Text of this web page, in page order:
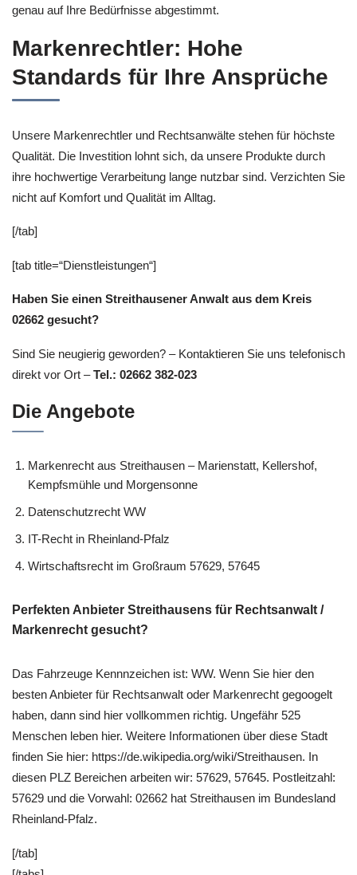
genau auf Ihre Bedürfnisse abgestimmt.
Markenrechtler: Hohe
Standards für Ihre Ansprüche
Unsere Markenrechtler und Rechtsanwälte stehen für höchste
Qualität. Die Investition lohnt sich, da unsere Produkte durch
ihre hochwertige Verarbeitung lange nutzbar sind. Verzichten Sie
nicht auf Komfort und Qualität im Alltag.
[/tab]
[tab title=“Dienstleistungen“]
Haben Sie einen Streithausener Anwalt aus dem Kreis
02662 gesucht?
Sind Sie neugierig geworden? – Kontaktieren Sie uns telefonisch
direkt vor Ort –Tel.: 02662 382-023
Die Angebote
Markenrecht aus Streithausen – Marienstatt, Kellershof,
Kempfsmühle und Morgensonne
Datenschutzrecht WW
IT-Recht in Rheinland-Pfalz
Wirtschaftsrecht im Großraum 57629, 57645
Perfekten Anbieter Streithausens für Rechtsanwalt /
Markenrecht gesucht?
Das Fahrzeuge Kennnzeichen ist: WW. Wenn Sie hier den
besten Anbieter für Rechtsanwalt oder Markenrecht gegoogelt
haben, dann sind hier vollkommen richtig. Ungefähr 525
Menschen leben hier. Weitere Informationen über diese Stadt
finden Sie hier: https://de.wikipedia.org/wiki/Streithausen. In
diesen PLZ Bereichen arbeiten wir: 57629, 57645. Postleitzahl:
57629 und die Vorwahl: 02662 hat Streithausen im Bundesland
Rheinland-Pfalz.
[/tab]